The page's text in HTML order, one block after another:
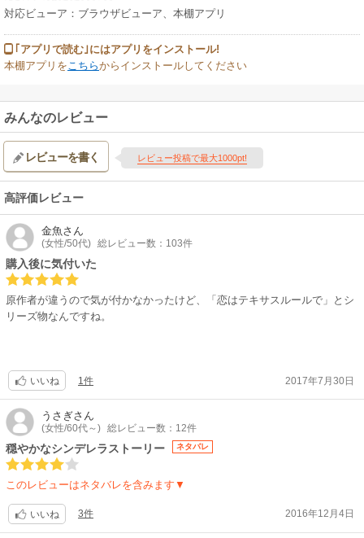
対応ビューア：ブラウザビューア、本棚アプリ
｢アプリで読む｣にはアプリをインストール!
本棚アプリをこちらからインストールしてください
みんなのレビュー
レビューを書く レビュー投稿で最大1000pt!
高評価レビュー
金魚さん
(女性/50代) 総レビュー数：103件
購入後に気付いた
原作者が違うので気が付かなかったけど、「恋はテキサスルールで」とシ
リーズ物なんですね。
いいね 1件 2017年7月30日
うさぎさん
(女性/60代～) 総レビュー数：12件
穏やかなシンデレラストーリー ネタバレ
このレビューはネタバレを含みます▼
いいね 3件 2016年12月4日